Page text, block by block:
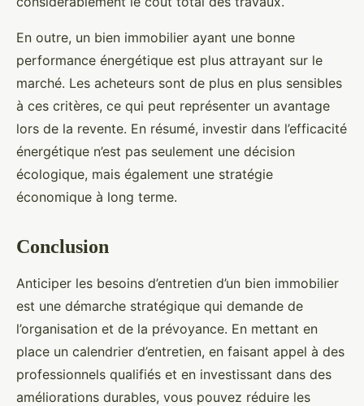
En outre, un bien immobilier ayant une bonne
performance énergétique est plus attrayant sur le
marché. Les acheteurs sont de plus en plus sensibles
à ces critères, ce qui peut représenter un avantage
lors de la revente. En résumé, investir dans l’efficacité
énergétique n’est pas seulement une décision
écologique, mais également une stratégie
économique à long terme.
Conclusion
Anticiper les besoins d’entretien d’un bien immobilier
est une démarche stratégique qui demande de
l’organisation et de la prévoyance. En mettant en
place un calendrier d’entretien, en faisant appel à des
professionnels qualifiés et en investissant dans des
améliorations durables, vous pouvez réduire les